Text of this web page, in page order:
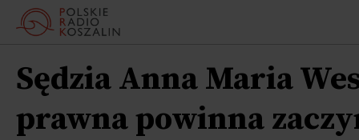
Sędzia Anna Maria
prawna powinna